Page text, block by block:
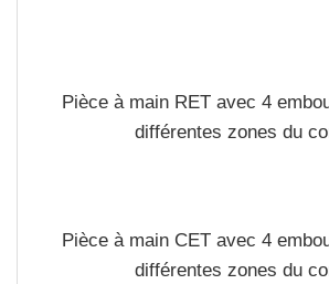
Pièce à main RET avec 4
différentes zones du
Pièce à main CET avec 4
différentes zones du